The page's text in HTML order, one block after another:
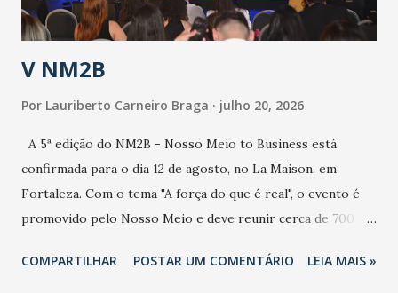
população e ao sistema de saúde. “Precisamos saber fazer a
estratificação do risco da doença, para não so...
V NM2B
Por Lauriberto Carneiro Braga julho 20, 2026
A 5ª edição do NM2B - Nosso Meio to Business está
confirmada para o dia 12 de agosto, no La Maison, em
Fortaleza. Com o tema "A força do que é real", o evento é
promovido pelo Nosso Meio e deve reunir cerca de 700
e lideranças do Mercado Nacional. Desde 2022, o NM2B
COMPARTILHAR POSTAR UM COMENTÁRIO LEIA MAIS »